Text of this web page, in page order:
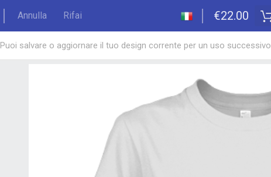
Annulla Rifai €22.00
Puoi salvare o aggiornare il tuo design corrente per un uso successivo